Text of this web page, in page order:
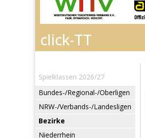
Spielklassen 2026/27
Bundes-/Regional-/Oberligen
NRW-/Verbands-/Landesligen
Bezirke
Niederrhein